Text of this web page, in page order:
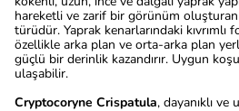
hareketli ve zarif bir görünüm
türüdür. Yaprak kenarlarındaki
özellikle arka plan ve orta-arka plan
güçlü bir derinlik kazandırır. Uygun
ulaşabilir.
Cryptocoryne Crispatula, dayanıklı ve